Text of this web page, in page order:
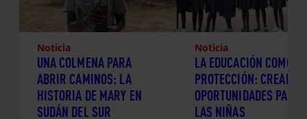
Noticia
UNA COLMENA PARA
ABRIR CAMINOS: LA
HISTORIA DE MARY EN
SUDÁN DEL SUR
Noticia
LA EDUCACIÓN COMO
PROTECCIÓN: CREANDO
OPORTUNIDADES PARA
LAS NIÑAS